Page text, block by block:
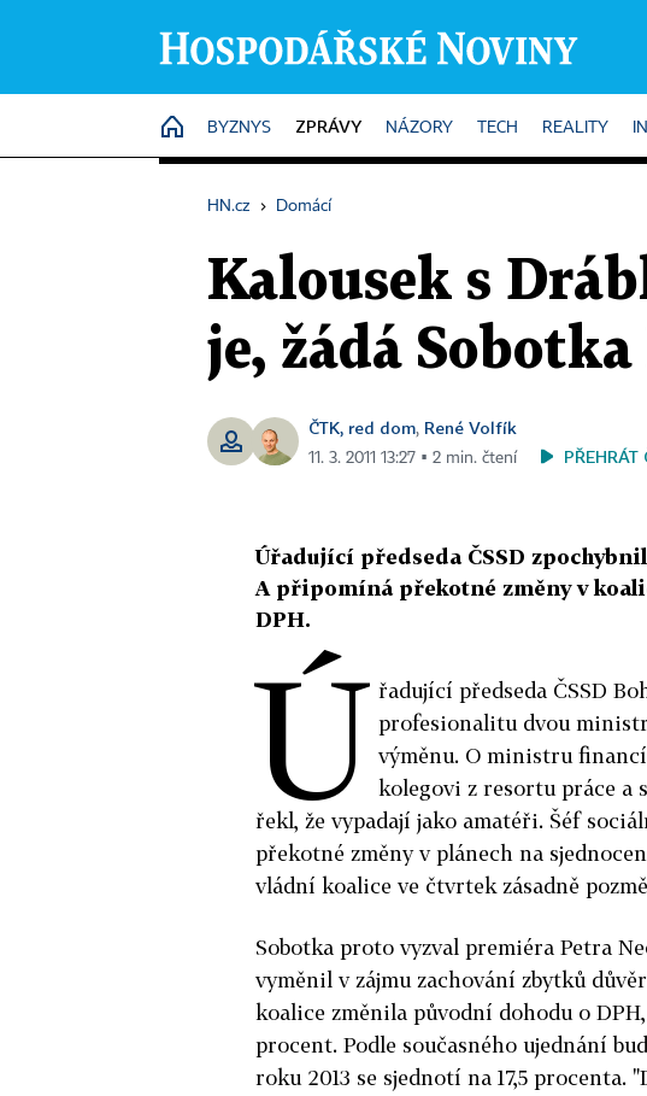
HOME
BYZNYS ZPRÁVY NÁZORY TECH REALITY
HN.cz › Domácí
Kalousek s
je, žádá Sobotka
ČTK, red dom, René Volfík
11. 3. 2011 13:27 ▪ 2 min. čtení PŘEHRÁT
Úřadující předseda ČSSD
A připomíná překotné změny v
DPH.
Ú řadující předseda ČSSD
profesionalitu dvou
výměnu. O ministru
kolegovi z resortu práce a
řekl, že vypadají jako amatéři. Šéf
překotné změny v plánech na
vládní koalice ve čtvrtek zásadně
Sobotka proto vyzval premiéra Petra
vyměnil v zájmu zachování zbytků
koalice změnila původní dohodu o
procent. Podle současného ujednání
roku 2013 se sjednotí na 17,5 procenta.